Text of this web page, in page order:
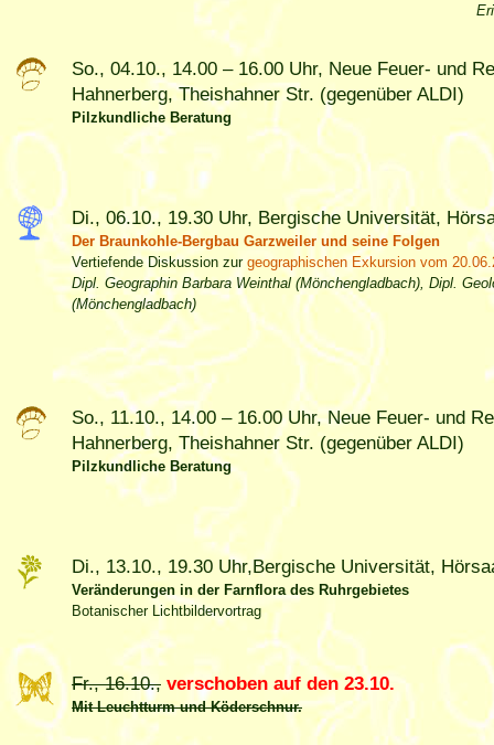
So., 04.10., 14.00 – 16.00 Uhr, Neue Feuer- und
Hahnerberg, Theishahner Str. (gegenüber ALDI)
Pilzkundliche Beratung
Di., 06.10., 19.30 Uhr, Bergische Universität,
Der Braunkohle-Bergbau Garzweiler und seine Folgen
Vertiefende Diskussion zurgeographischen Exkursion vom
Dipl. Geographin Barbara Weinthal (Mönchengladbach), Dipl.
(Mönchengladbach)
So., 11.10., 14.00 – 16.00 Uhr, Neue Feuer- und
Hahnerberg, Theishahner Str. (gegenüber ALDI)
Pilzkundliche Beratung
Di., 13.10., 19.30 Uhr,Bergische Universität,
Veränderungen in der Farnflora des Ruhrgebietes
Botanischer Lichtbildervortrag
Fr., 16.10., verschoben auf den 23.10.
Mit Leuchtturm und Köderschnur.